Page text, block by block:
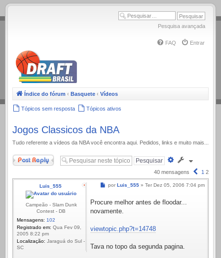
.
Pesquisa avançada
FAQ Entrar
Índice do fórum ‹ Basquete ‹ Vídeos
Tópicos sem resposta Tópicos ativos
Jogos Classicos da NBA
Tudo referente a ví­deos da NBA você encontra aqui. Pedidos, links e muito mais...
Responder
Pesquisa
avançada
40 mensagens Anterior
1 2
Luis_555
Campeão - Slam Dunk
Contest - DB
Mensagens: 102
Registrado em: Qua Fev 09,
2005 8:22 pm
Localização: Jaraguá do Sul -
SC
Mensagem
por Luis_555 » Ter Dez 05, 2006 7:04 pm
Procure melhor antes de floodar...
novamente.
viewtopic.php?t=14748
Tava no topo da segunda pagina.